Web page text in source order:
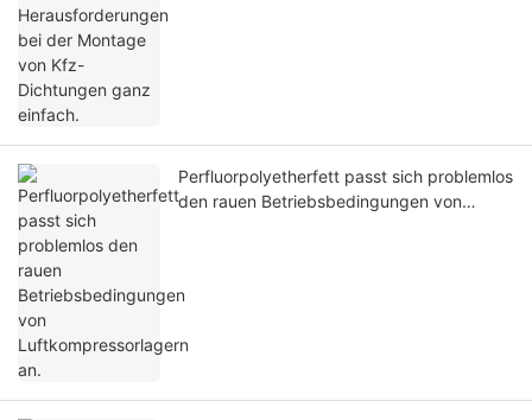
Perfluorpolyetherfett passt sich problemlos
den rauen Betriebsbedingungen von